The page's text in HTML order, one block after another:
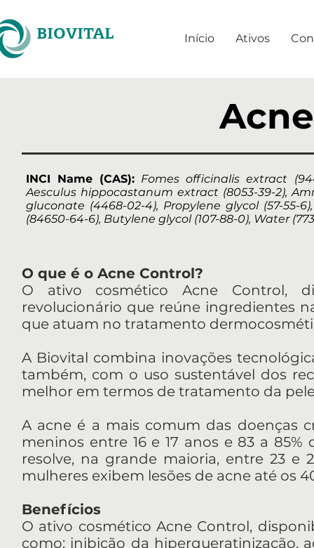
BIOVITAL Início Ativos
INCI Name (CAS): Fomes officinalis extract
Aesculus hippocastanum extract (8053-39-2),
gluconate (4468-02-4), Propylene glycol (57-55-
(84650-64-6), Butylene glycol (107-88-0), Water
O que é o Acne Control?
O ativo cosmético Acne Control,
revolucionário que reúne ingredientes
que atuam no tratamento
A Biovital combina inovações
também, com o uso sustentável dos
melhor em termos de tratamento da
A acne é a mais comum das doenças
meninos entre 16 e 17 anos e 83 a
resolve, na grande maioria, entre 23 e
mulheres exibem lesões de acne até os
Benefícios
O ativo cosmético Acne Control,
como: inibição da hiperqueratinização,